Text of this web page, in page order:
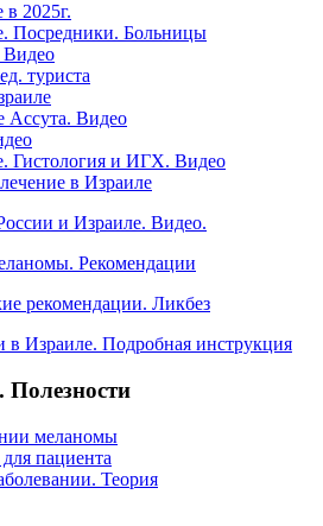
2025г.
Посредники. Больницы
Видео
туриста
Видео
Гистология и ИГХ. Видео
в Израиле
меланомы
пациента
Теория